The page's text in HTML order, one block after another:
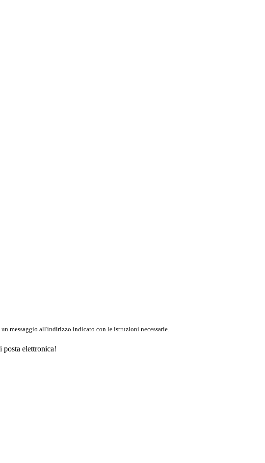
messaggio all'indirizzo indicato con le istruzioni necessarie.
posta elettronica!